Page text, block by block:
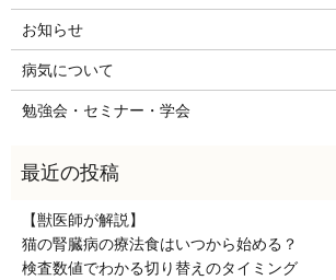
お知らせ
病気について
勉強会・セミナー・学会
【獣医師が解説】
猫の腎臓病の療法食はいつから始める？
検査数値でわかる切り替えのタイミング